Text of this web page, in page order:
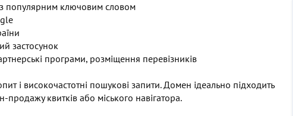
популярним ключовим словом
застосунок
програми, розміщення перевізників
і високочастотні пошукові запити. Домен ідеально підходить
продажу квитків або міського навігатора.